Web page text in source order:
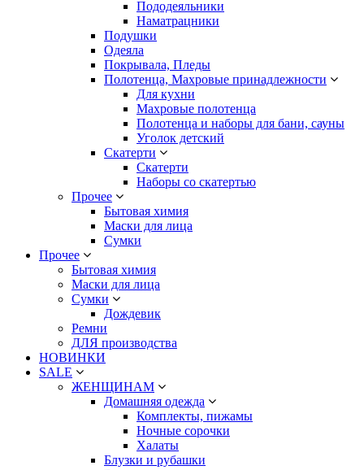
Пододеяльники
Наматрацники
Подушки
Одеяла
Покрывала, Пледы
Полотенца, Махровые принадлежности
Для кухни
Махровые полотенца
Полотенца и наборы для бани, сауны
Уголок детский
Скатерти
Скатерти
Наборы со скатертью
Прочее
Бытовая химия
Маски для лица
Сумки
Прочее
Бытовая химия
Маски для лица
Сумки
Дождевик
Ремни
ДЛЯ производства
НОВИНКИ
SALE
ЖЕНЩИНАМ
Домашняя одежда
Комплекты, пижамы
Ночные сорочки
Халаты
Блузки и рубашки